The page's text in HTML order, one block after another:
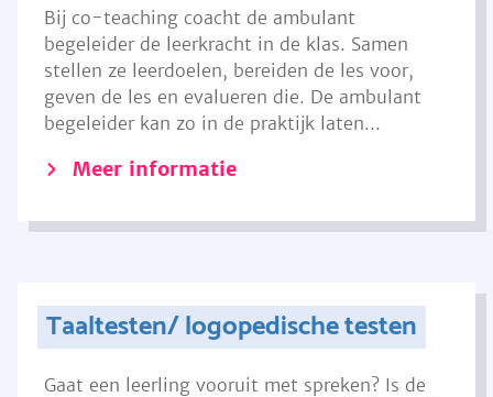
Bij co-teaching coacht de ambulant
begeleider de leerkracht in de klas. Samen
stellen ze leerdoelen, bereiden de les voor,
geven de les en evalueren die. De ambulant
begeleider kan zo in de praktijk laten...
Meer informatie
Taaltesten/ logopedische testen
Gaat een leerling vooruit met spreken? Is de